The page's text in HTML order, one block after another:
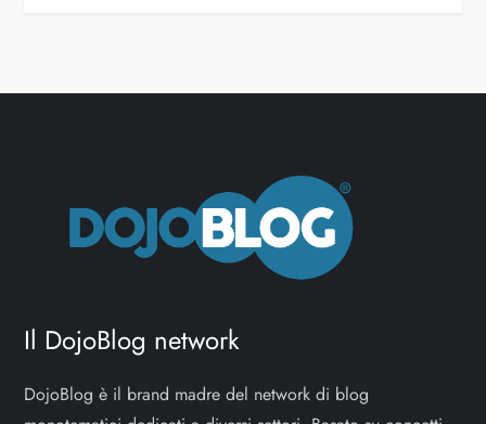
Il DojoBlog network
DojoBlog è il brand madre del network di blog